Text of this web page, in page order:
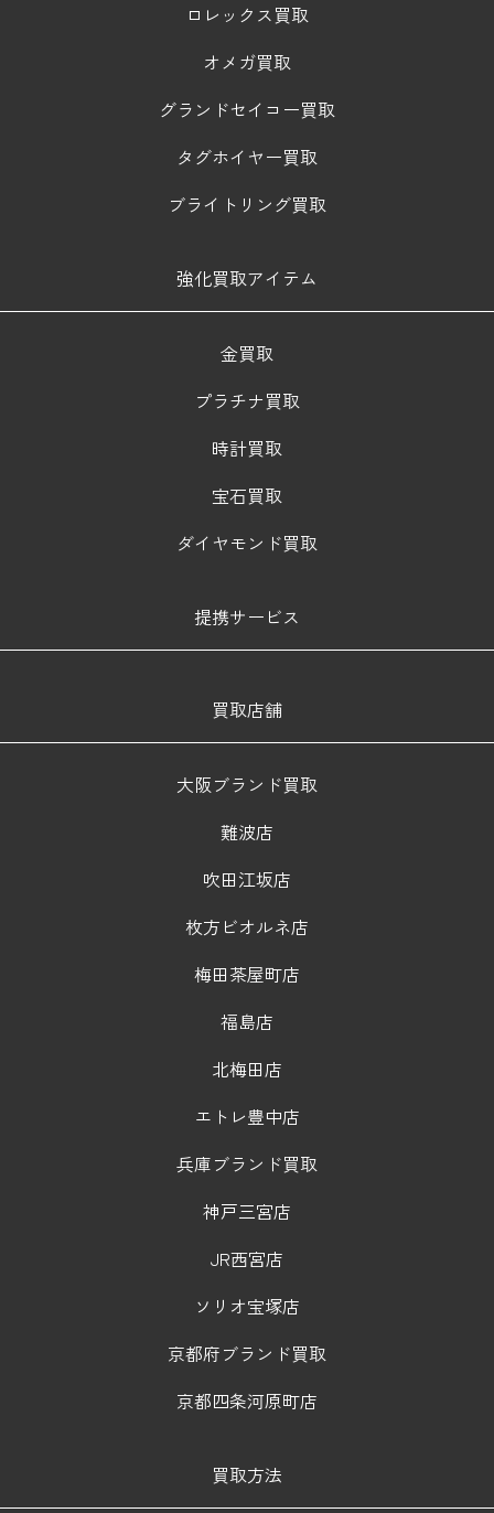
ロレックス買取
オメガ買取
グランドセイコー買取
タグホイヤー買取
ブライトリング買取
強化買取アイテム
金買取
プラチナ買取
時計買取
宝石買取
ダイヤモンド買取
提携サービス
買取店舗
大阪ブランド買取
難波店
吹田江坂店
枚方ビオルネ店
梅田茶屋町店
福島店
北梅田店
エトレ豊中店
兵庫ブランド買取
神戸三宮店
JR西宮店
ソリオ宝塚店
京都府ブランド買取
京都四条河原町店
買取方法